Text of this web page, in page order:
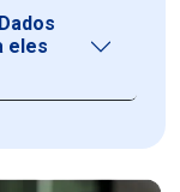
eles